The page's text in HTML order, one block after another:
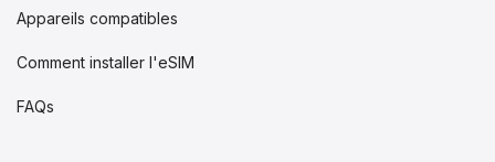
Appareils compatibles
Comment installer l'eSIM
FAQs